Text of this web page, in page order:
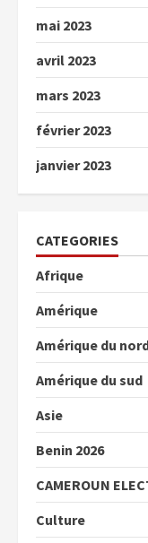
mai 2023
avril 2023
mars 2023
février 2023
janvier 2023
CATEGORIES
Afrique
Amérique
Amérique du
Amérique du sud
Asie
Benin 2026
CAMEROUN
Culture